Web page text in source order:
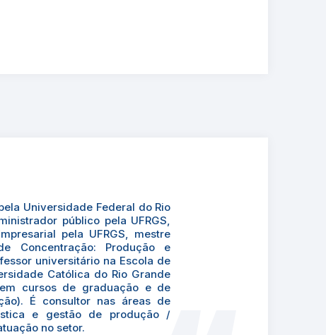
Universidade Federal do Rio
público pela UFRGS,
pela UFRGS, mestre
Concentração: Produção e
universitário na Escola de
Católica do Rio Grande
cursos de graduação e de
É consultor nas áreas de
e gestão de produção /
no setor.